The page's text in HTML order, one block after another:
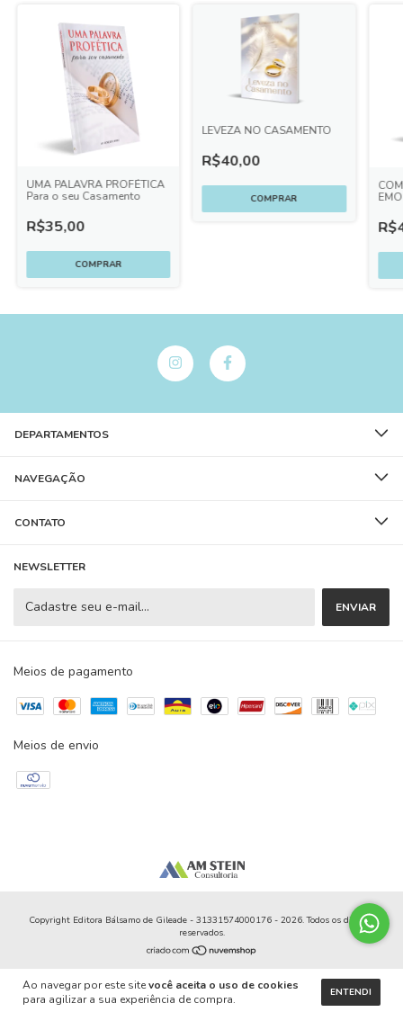
Ao navegar por este sitevocê aceita o uso de cookies
para agilizar a sua experiência de compra.
ENTENDI
UMA PALAVRA PROFÉTICA
Para o seu Casamento
R$35,00
LEVEZA NO CASAMENTO
R$40,00
DEPARTAMENTOS
NAVEGAÇÃO
CONTATO
NEWSLETTER
Meios de pagamento
Meios de envio
Copyright Editora Bálsamo de Gileade - 31331574000176 - 2026. Todos os direitos
reservados.